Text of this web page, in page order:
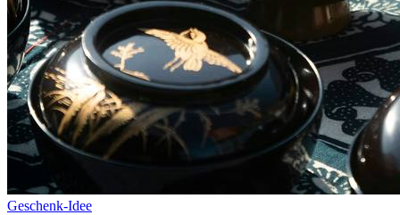
Geschenk-Idee